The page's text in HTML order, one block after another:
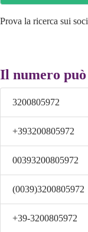
Prova la ricerca sui
Il numero può
3200805972
+393200805972
00393200805972
(0039)3200805972
+39-3200805972